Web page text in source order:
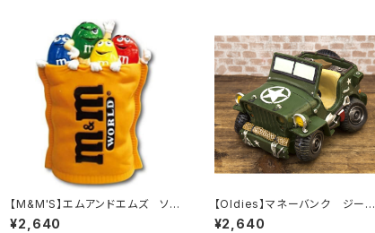
【M&M'S】エムアンドエムズ ソフ
ビバンク
¥2,640
【Oldies】マネーバンク ジープ
（GR/GA406G）
¥2,640